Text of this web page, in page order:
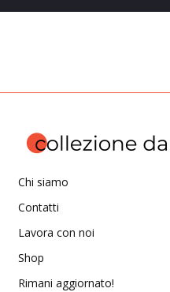
Chi siamo
Contatti
Lavora con noi
Shop
Rimani aggiornato!